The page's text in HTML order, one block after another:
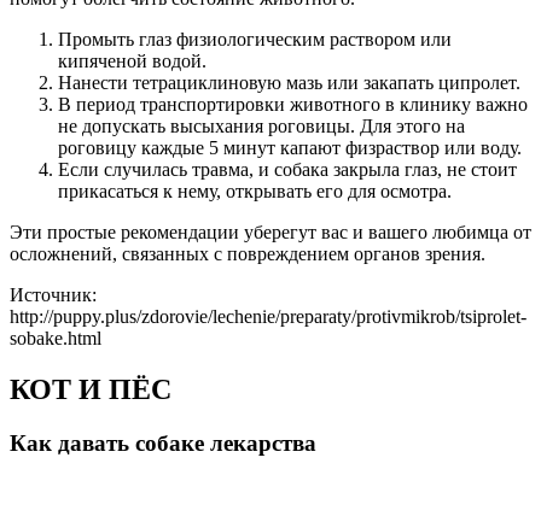
Промыть глаз физиологическим раствором или
кипяченой водой.
Нанести тетрациклиновую мазь или закапать ципролет.
В период транспортировки животного в клинику важно
не допускать высыхания роговицы. Для этого на
роговицу каждые 5 минут капают физраствор или воду.
Если случилась травма, и собака закрыла глаз, не стоит
прикасаться к нему, открывать его для осмотра.
Эти простые рекомендации уберегут вас и вашего любимца от
осложнений, связанных с повреждением органов зрения.
Источник:
http://puppy.plus/zdorovie/lechenie/preparaty/protivmikrob/tsiprolet-
sobake.html
КОТ И ПЁС
Как давать собаке лекарства